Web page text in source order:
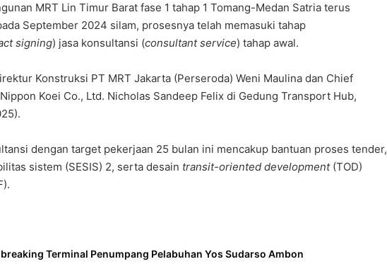
MRT Lin Timur Barat fase 1 tahap 1 Tomang-Medan Satria terus
September 2024 silam, prosesnya telah memasuki tahap
signing) jasa konsultansi (consultant service) tahap awal.
Konstruksi PT MRT Jakarta (Perseroda) Weni Maulina dan Chief
Koei Co., Ltd. Nicholas Sandeep Felix di Gedung Transport Hub,
dengan target pekerjaan 25 bulan ini mencakup bantuan proses tender,
sistem (SESIS) 2, serta desain transit-oriented development(TOD)
Terminal Penumpang Pelabuhan Yos Sudarso Ambon